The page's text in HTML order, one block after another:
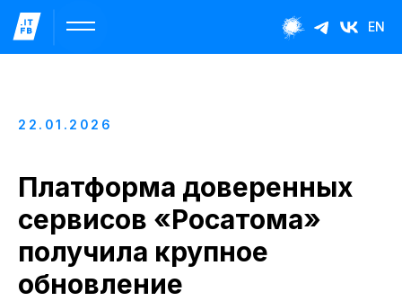
EN
22.01.2026
Платформа доверенных
сервисов «Росатома»
получила крупное
обновление